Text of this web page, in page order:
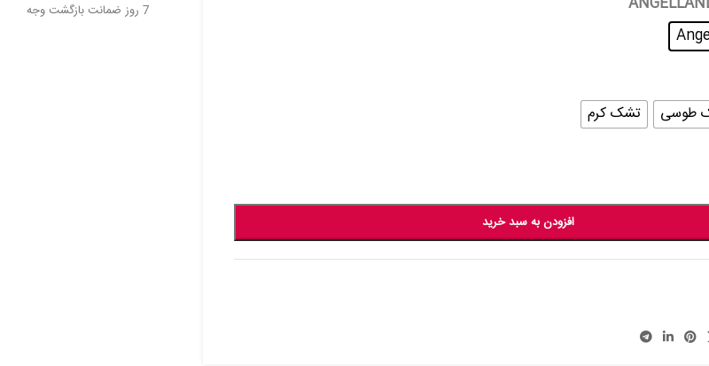
طوسی تشک کرم
افزودن به سبد خرید
7 روز ضمانت بازگشت وجه